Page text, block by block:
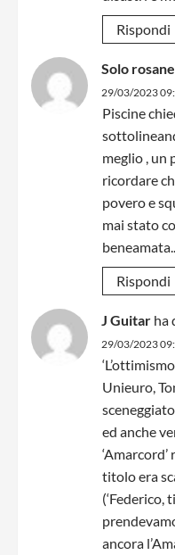
Rispondi
Solo
29/03/2023
Piscine
meglio , un
ricordare
povero e
mai stato
beneamata..
Rispondi
J Guitar ha
29/03/2023
Unieuro,
ed anche
titolo era
(‘Federico,
ancora